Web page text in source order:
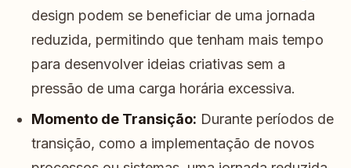
design podem se beneficiar de uma jornada
reduzida, permitindo que tenham mais tempo
para desenvolver ideias criativas sem a
pressão de uma carga horária excessiva.
Momento de Transição: Durante períodos de
transição, como a implementação de novos